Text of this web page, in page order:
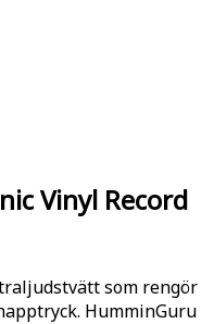
Vinyl Record
som rengör
HumminGuru